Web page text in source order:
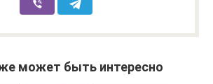
может быть интересно